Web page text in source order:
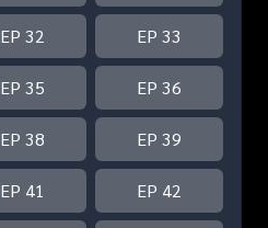
EP 32 EP 33
EP 35 EP 36
EP 38 EP 39
EP 41 EP 42